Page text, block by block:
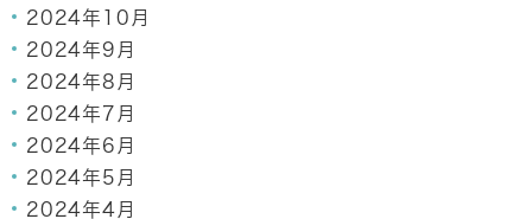
2024年10月
2024年9月
2024年8月
2024年7月
2024年6月
2024年5月
2024年4月